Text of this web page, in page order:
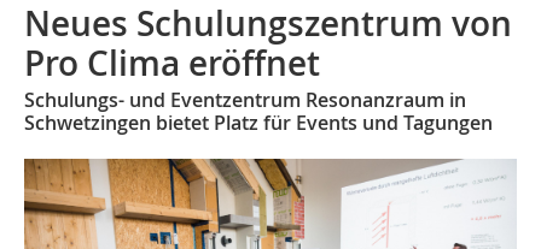
Neues Schulungszentrum von
Pro Clima eröffnet
Schulungs- und Eventzentrum Resonanzraum in
Schwetzingen bietet Platz für Events und Tagungen